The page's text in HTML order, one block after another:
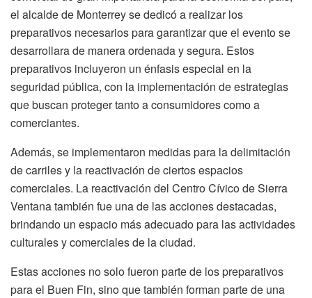
el alcalde de Monterrey se dedicó a realizar los
preparativos necesarios para garantizar que el evento se
desarrollara de manera ordenada y segura. Estos
preparativos incluyeron un énfasis especial en la
seguridad pública, con la implementación de estrategias
que buscan proteger tanto a consumidores como a
comerciantes.
Además, se implementaron medidas para la delimitación
de carriles y la reactivación de ciertos espacios
comerciales. La reactivación del Centro Cívico de Sierra
Ventana también fue una de las acciones destacadas,
brindando un espacio más adecuado para las actividades
culturales y comerciales de la ciudad.
Estas acciones no solo fueron parte de los preparativos
para el Buen Fin, sino que también forman parte de una